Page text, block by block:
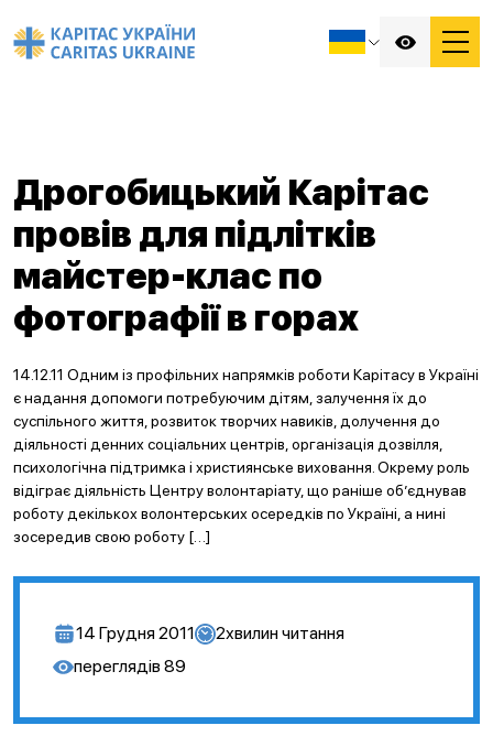
Дрогобицький Карітас
провів для підлітків
майстер-клас по
фотографії в горах
14.12.11 Одним із профільних напрямків роботи Карітасу в Україні
є надання допомоги потребуючим дітям, залучення їх до
суспільного життя, розвиток творчих навиків, долучення до
діяльності денних соціальних центрів, організація дозвілля,
психологічна підтримка і християнське виховання. Окрему роль
відіграє діяльність Центру волонтаріату, що раніше об’єднував
роботу декількох волонтерських осередків по Україні, а нині
зосередив свою роботу […]
14 Грудня 2011 2хвилин читання
переглядів 89